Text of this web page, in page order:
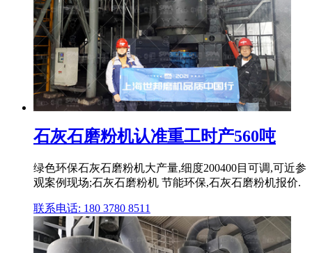
石灰石磨粉机认准重工时产560吨
绿色环保石灰石磨粉机大产量,细度200400目可调,可近参
观案例现场;石灰石磨粉机 节能环保,石灰石磨粉机报价.
联系电话: 180 3780 8511